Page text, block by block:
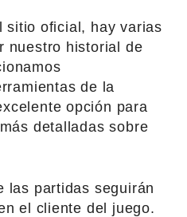
sitio oficial, hay varias
nuestro historial de
de la
opción para
detalladas sobre
las partidas seguirán
el cliente del juego.